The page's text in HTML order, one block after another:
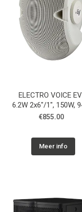
ELECTRO VOICE
6.2W 2x6"/1", 150W,
100°x80°, binnen/
€855.00
Meer info